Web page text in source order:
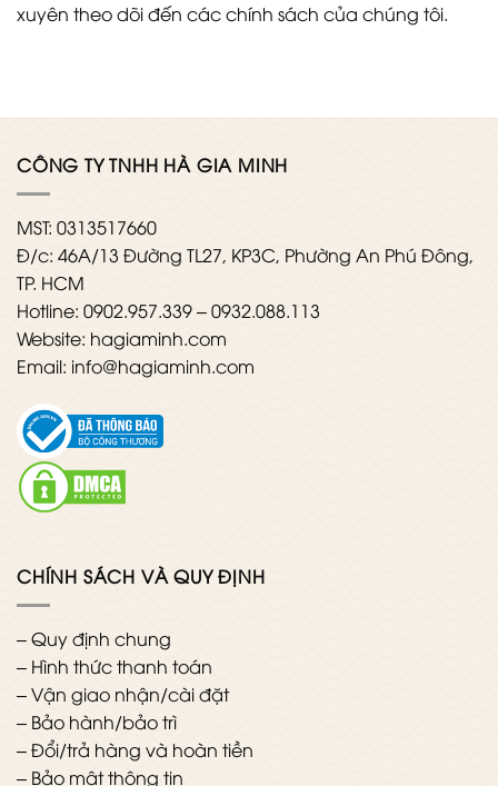
xuyên theo dõi đến các chính sách của chúng tôi.
CÔNG TY TNHH HÀ GIA MINH
MST: 0313517660
Đ/c: 46A/13 Đường TL27, KP3C, Phường An Phú Đông,
TP. HCM
Hotline: 0902.957.339 – 0932.088.113
Website: hagiaminh.com
Email: info@hagiaminh.com
CHÍNH SÁCH VÀ QUY ĐỊNH
–Quy định chung
– Hình thức thanh toán
–Vận giao nhận/cài đặt
– Bảo hành/bảo trì
–Đổi/trả hàng và hoàn tiền
– Bảo mật thông tin